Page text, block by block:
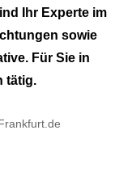
Ihr Experte im
sowie
Für Sie in
tätig.